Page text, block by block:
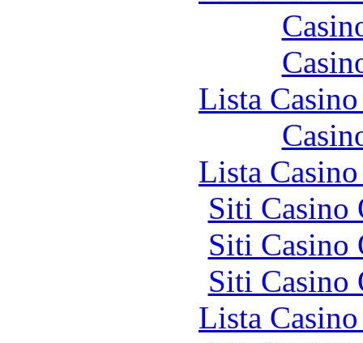
Lista
Lista
Siti Casino
Siti Casino
Siti Casino
Lista